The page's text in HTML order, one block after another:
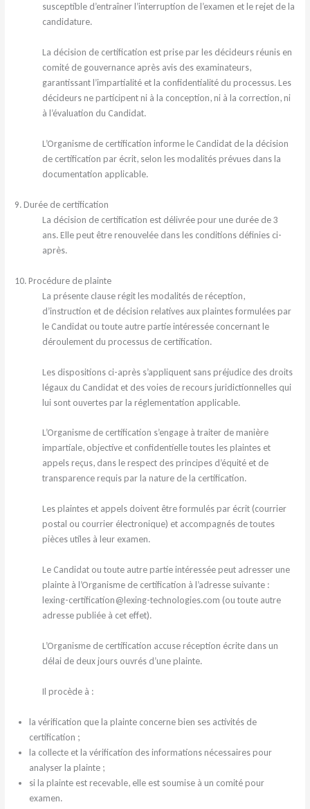
susceptible d’entraîner l’interruption de l’examen et le rejet de la
candidature.
La décision de certification est prise par les décideurs réunis en
comité de gouvernance après avis des examinateurs,
garantissant l’impartialité et la confidentialité du processus. Les
décideurs ne participent ni à la conception, ni à la correction, ni
à l’évaluation du Candidat.
L’Organisme de certification informe le Candidat de la décision
de certification par écrit, selon les modalités prévues dans la
documentation applicable.
9. Durée de certification
La décision de certification est délivrée pour une durée de 3
ans. Elle peut être renouvelée dans les conditions définies ci-
après.
10. Procédure de plainte
La présente clause régit les modalités de réception,
d’instruction et de décision relatives aux plaintes formulées par
le Candidat ou toute autre partie intéressée concernant le
déroulement du processus de certification.
Les dispositions ci-après s’appliquent sans préjudice des droits
légaux du Candidat et des voies de recours juridictionnelles qui
lui sont ouvertes par la réglementation applicable.
L’Organisme de certification s’engage à traiter de manière
impartiale, objective et confidentielle toutes les plaintes et
appels reçus, dans le respect des principes d’équité et de
transparence requis par la nature de la certification.
Les plaintes et appels doivent être formulés par écrit (courrier
postal ou courrier électronique) et accompagnés de toutes
pièces utiles à leur examen.
Le Candidat ou toute autre partie intéressée peut adresser une
plainte à l’Organisme de certification à l’adresse suivante :
lexing-certification@lexing-technologies.com (ou toute autre
adresse publiée à cet effet).
L’Organisme de certification accuse réception écrite dans un
délai de deux jours ouvrés d’une plainte.
Il procède à :
la vérification que la plainte concerne bien ses activités de
certification ;
la collecte et la vérification des informations nécessaires pour
analyser la plainte ;
si la plainte est recevable, elle est soumise à un comité pour
examen.